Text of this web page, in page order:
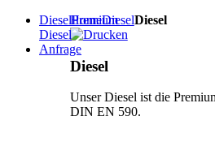
HomeDieselDiesel
Diesel
Unser Diesel ist die
DIN EN 590.
DieselPremium
Diesel
Anfrage